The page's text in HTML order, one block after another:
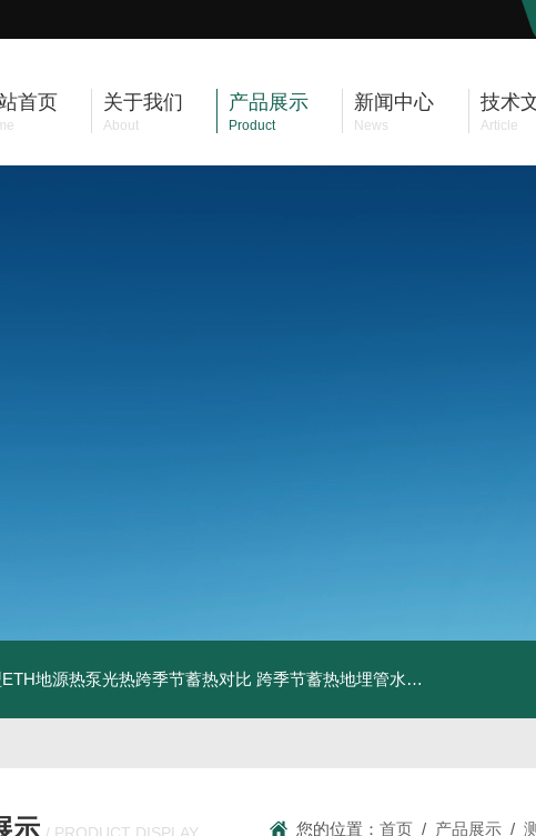
首页 关于我们
About
产品展示
Product
新闻中心
News
技术
Article
地源热泵光热跨季节蓄热对比 跨季节蓄热地埋管水池湖面储热技术研究对比
示 您的位置：首页 / 产品展示 /